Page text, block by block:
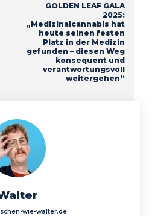
GOLDEN LEAF GALA
2025:
„Medizinalcannabis hat
heute seinen festen
Platz in der Medizin
gefunden – diesen Weg
konsequent und
verantwortungsvoll
weitergehen“
wie-walter.de